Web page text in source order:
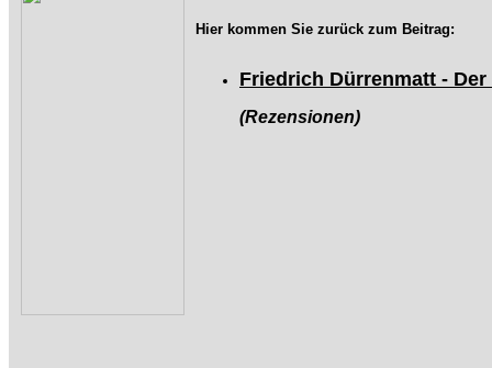
Hier kommen Sie zurück zum Beitrag:
Friedrich Dürrenmatt -
(Rezensionen)